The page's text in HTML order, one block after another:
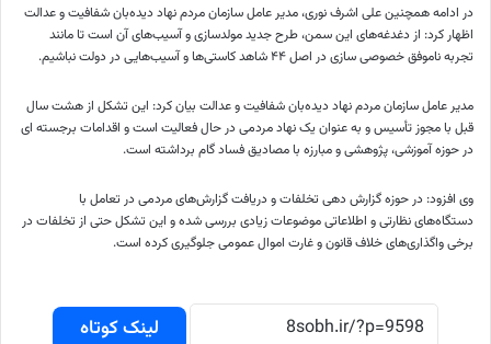
در ادامه همچنین علی اشرف نوری، مدیر عامل سازمان مردم نهاد دیده‌بان شفافیت و عدالت
اظهار کرد: از دغدغه‌های این سمن، طرح جدید مولدسازی و آسیب‌های آن است تا مانند
تجربه ناموفق خصوصی سازی در اصل ۴۴ شاهد کاستی‌ها و آسیب‌هایی در دولت نباشیم.
مدیر عامل سازمان مردم نهاد دیده‌بان شفافیت و عدالت بیان کرد: این تشکل از هشت سال
قبل با مجوز تأسیس و به عنوان یک نهاد مردمی در حال فعالیت است و اقدامات برجسته ای
در حوزه آموزشی، پژوهشی و مبارزه با مصادیق فساد گام برداشته است.
وی افزود: در حوزه گزارش دهی تخلفات و دریافت گزارش‌های مردمی در تعامل با
دستگاه‌های نظارتی و اطلاعاتی موضوعات زیادی بررسی شده و این تشکل حتی از تخلفات در
برخی واگذاری‌های خلاف قانون و غارت اموال عمومی جلوگیری کرده است.
لینک کوتاه